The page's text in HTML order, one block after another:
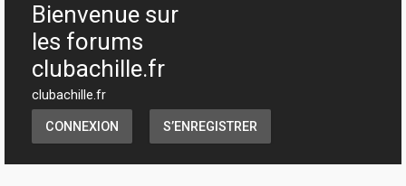
Bienvenue sur
les forums
clubachille.fr
clubachille.fr
CONNEXION S’ENREGISTRER